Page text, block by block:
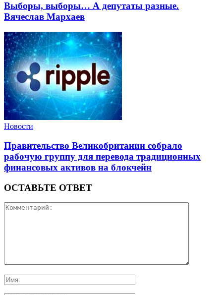
Выборы, выборы… А депутаты разные.
Вячеслав Мархаев
Новости
Правительство Великобритании собрало
рабочую группу для перевода традиционных
финансовых активов на блокчейн
ОСТАВЬТЕ ОТВЕТ